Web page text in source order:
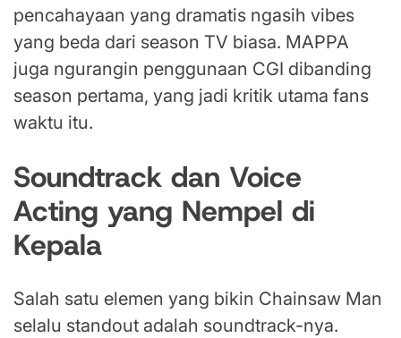
pencahayaan yang dramatis ngasih vibes
yang beda dari season TV biasa. MAPPA
juga ngurangin penggunaan CGI dibanding
season pertama, yang jadi kritik utama fans
waktu itu.
Soundtrack dan Voice
Acting yang Nempel di
Kepala
Salah satu elemen yang bikin Chainsaw Man
selalu standout adalah soundtrack-nya.